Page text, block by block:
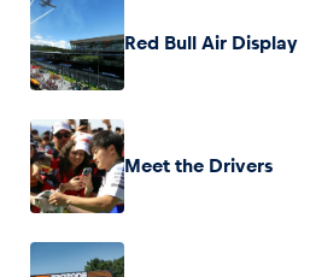
Red Bull Air Display
Meet the Drivers